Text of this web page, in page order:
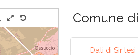
Comune di
Dati di Sintesi